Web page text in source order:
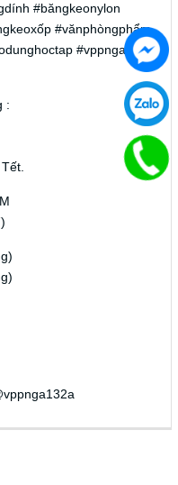
#băngkeonylon
#vănphòngphẩm
#vppnga
: